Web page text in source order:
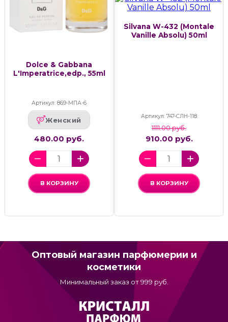
Dolce & Gabbana
L'Imperatrice,edp., 55ml
Артикул: 869-МПА-6
Женский
480.00 руб.
В КОРЗИНУ
Silvana W-432 (Montale
Vanille Absolu) 50ml
Артикул: 747-СЛН-118
1111.00 руб.
910.00 руб.
В КОРЗИНУ
Оптовый магазин парфюмерии и
косметики
Минимальный заказ от 999 руб.